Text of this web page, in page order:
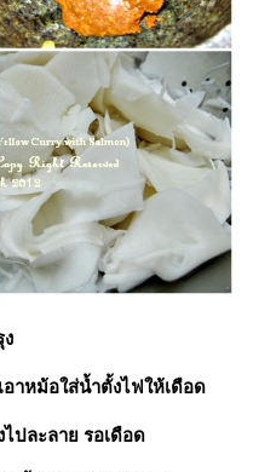
าหม้อใส่น้ำตั้งไฟให้เดือด
ปละลาย รอเดือด